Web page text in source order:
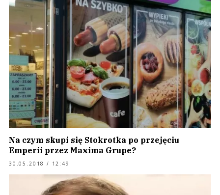
Na czym skupi się Stokrotka po przejęciu
Emperii przez Maxima Grupe?
30.05.2018 / 12:49